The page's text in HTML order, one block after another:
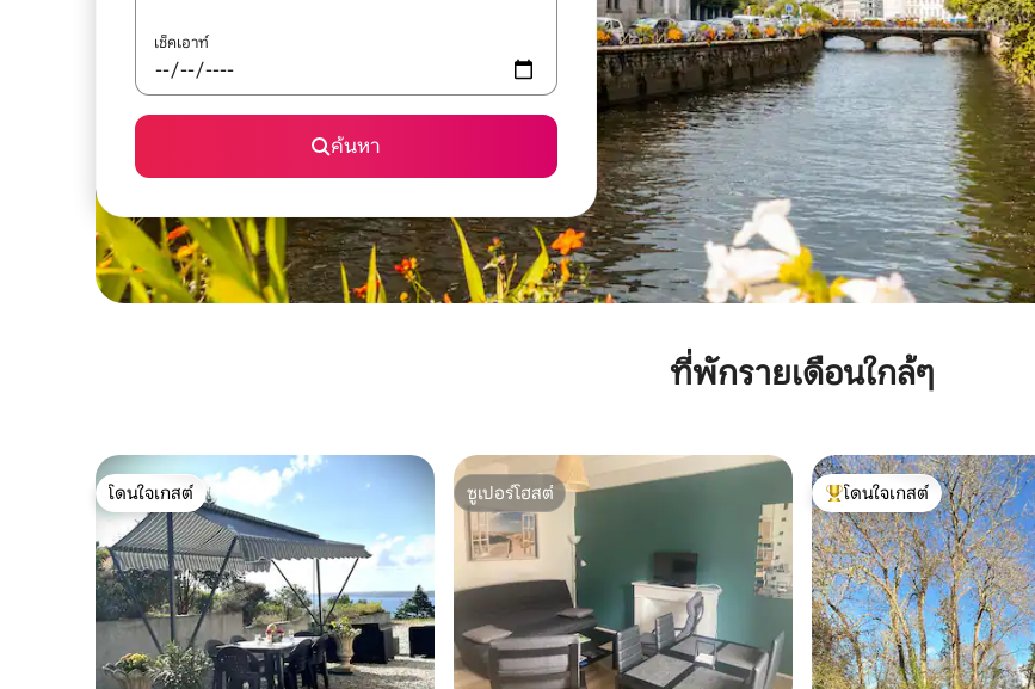
เช็คเอาท์
ค้นหา
ที่พักรายเดือนใกล้ๆ
โดนใจเกสต์
โดนใจเกสต์
ซูเปอร์โฮสต์
ซูเปอร์โฮสต์
โดนใจเกสต์ที่สุด
โดนใจเกสต์